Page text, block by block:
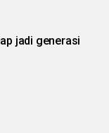
jadi generasi